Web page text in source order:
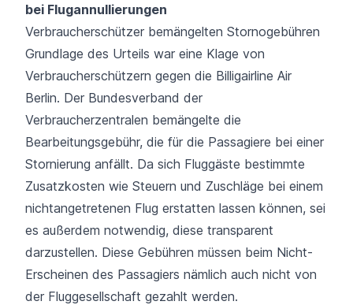
bei Flugannullierungen
Verbraucherschützer bemängelten Stornogebühren
Grundlage des Urteils war eine Klage von
Verbraucherschützern gegen die Billigairline Air
Berlin. Der Bundesverband der
Verbraucherzentralen bemängelte die
Bearbeitungsgebühr, die für die Passagiere bei einer
Stornierung anfällt. Da sich Fluggäste bestimmte
Zusatzkosten wie Steuern und Zuschläge bei einem
nichtangetretenen Flug erstatten lassen können, sei
es außerdem notwendig, diese transparent
darzustellen. Diese Gebühren müssen beim Nicht-
Erscheinen des Passagiers nämlich auch nicht von
der Fluggesellschaft gezahlt werden.